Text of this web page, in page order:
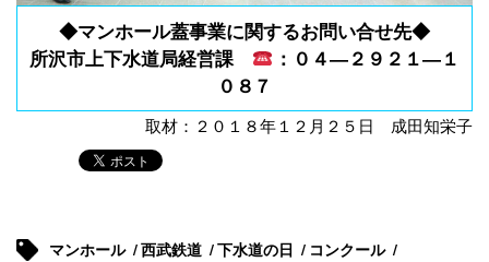
◆マンホール蓋事業に関するお問い合せ先◆
所沢市上下水道局経営課
：０４―２９２１―１
０８７
取材：２０１８年１２月２５日 成田知栄子
マンホール 西武鉄道 下水道の日
コンクール